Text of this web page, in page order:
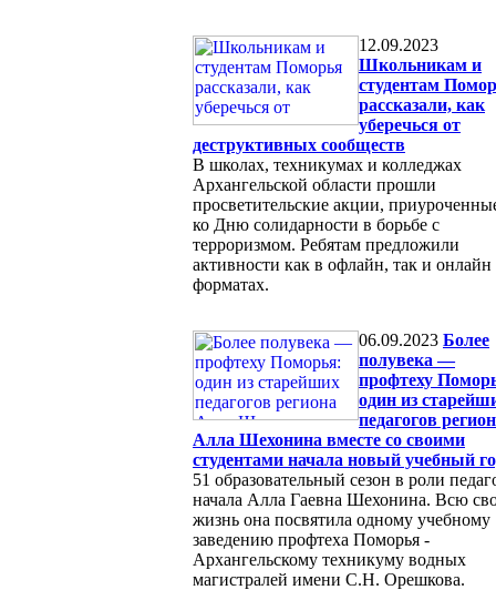
12.09.2023
Школьникам и
студентам
рассказали, как
уберечься от
деструктивных сообществ
В школах, техникумах и колледжах
Архангельской области прошли
просветительские акции,
ко Дню солидарности в борьбе с
терроризмом. Ребятам предложили
активности как в офлайн, так и онлайн
форматах.
06.09.2023 Более
полувека —
профтеху
один из
педагогов
Алла Шехонина вместе со своими
студентами начала новый учебный
51 образовательный сезон в роли
начала Алла Гаевна Шехонина. Всю
жизнь она посвятила одному учебному
заведению профтеха Поморья -
Архангельскому техникуму водных
магистралей имени С.Н. Орешкова.